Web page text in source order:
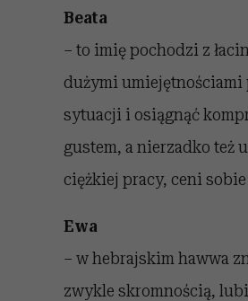
Beata
– to imię pochodzi z
dużymi
sytuacji i osiągnąć
gustem, a nierzadko też
ciężkiej pracy, ceni
Ewa
– w hebrajskim hawwa
zwykle skromnością,